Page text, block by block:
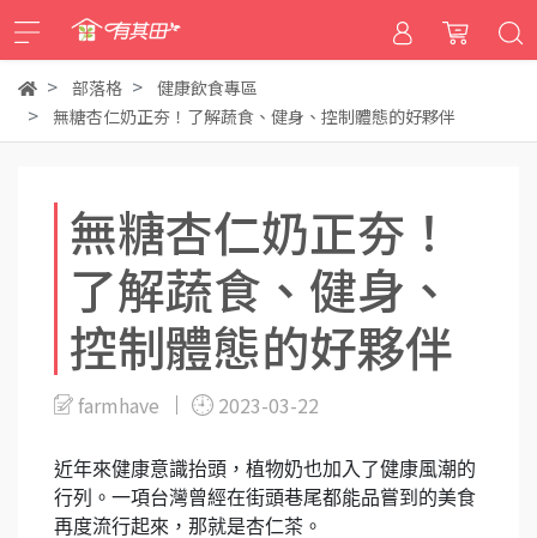
部落格
健康飲食專區
無糖杏仁奶正夯！了解蔬食、健身、控制體態的好夥伴
無糖杏仁奶正夯！
了解蔬食、健身、
控制體態的好夥伴
farmhave 2023-03-22
近年來健康意識抬頭，植物奶也加入了健康風潮的
行列。一項台灣曾經在街頭巷尾都能品嘗到的美食
再度流行起來，那就是杏仁茶。